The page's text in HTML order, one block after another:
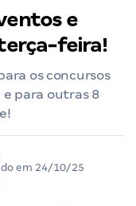
e
feira!
os concursos
e para outras 8
em 24/10/25